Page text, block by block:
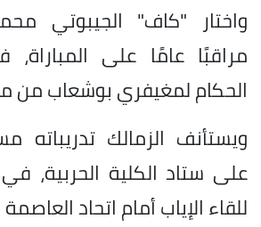
واختار "كاف" الجيبوتي
مراقبًا عامًا على
الحكام لمغيفري بوشعاب من
ويستأنف الزمالك تدريباته
على ستاد الكلية الحربية،
للقاء الإياب أمام اتحاد